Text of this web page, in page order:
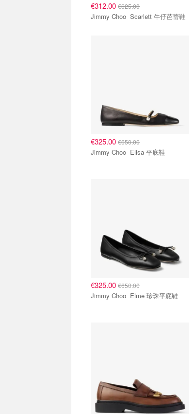
€312.00 €625.00
Jimmy Choo Scarlett 牛仔芭蕾鞋
€325.00 €650.00
Jimmy Choo Elisa 平底鞋
€325.00 €650.00
Jimmy Choo Elme 珍珠平底鞋